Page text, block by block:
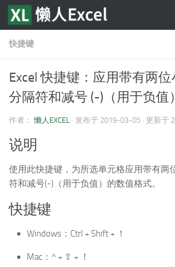
跳至内容
快捷键
Excel 快捷键：应用带有两
分隔符和减号 (-)（用于负值
作者： 懒人EXCEL · 发布于 2019-03-05 · 更新于
说明
使用此快捷键，为所选单元格应用带有两
符和减号(-)（用于负值）的数值格式。
快捷键
Windows：Ctrl + Shift + ！
Mac：^ + ⇧ + ！